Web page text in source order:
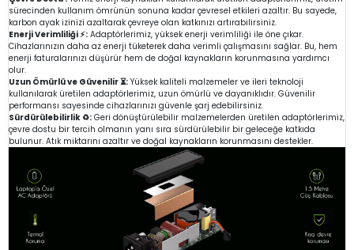
sürecinden kullanım ömrünün sonuna kadar çevresel etkileri azaltır. Bu sayede,
karbon ayak izinizi azaltarak çevreye olan katkınızı artırabilirsiniz.
Enerji Verimliliği ⚡: Adaptörlerimiz, yüksek enerji verimliliği ile öne çıkar.
Cihazlarınızın daha az enerji tüketerek daha verimli çalışmasını sağlar. Bu, hem
enerji faturalarınızı düşürür hem de doğal kaynakların korunmasına yardımcı
olur.
Uzun Ömürlü ve Güvenilir ⏳: Yüksek kaliteli malzemeler ve ileri teknoloji
kullanılarak üretilen adaptörlerimiz, uzun ömürlü ve dayanıklıdır. Güvenilir
performansı sayesinde cihazlarınızı güvenle şarj edebilirsiniz.
Sürdürülebilirlik ♻️: Geri dönüştürülebilir malzemelerden üretilen adaptörlerimiz,
çevre dostu bir tercih olmanın yanı sıra sürdürülebilir bir geleceğe katkıda
bulunur. Atık miktarını azaltır ve doğal kaynakların korunmasını destekler.